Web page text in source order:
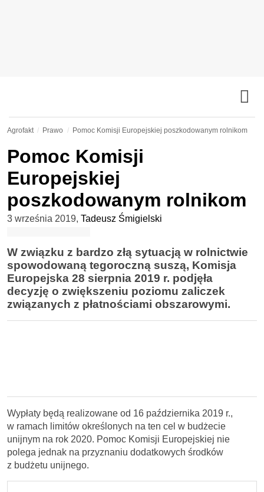
Agrofakt Prawo Pomoc Komisji Europejskiej poszkodowanym rolnikom
Pomoc Komisji
Europejskiej
poszkodowanym rolnikom
3 września 2019, Tadeusz Śmigielski
W związku z bardzo złą sytuacją w rolnictwie
spowodowaną tegoroczną suszą, Komisja
Europejska 28 sierpnia 2019 r. podjęła
decyzję o zwiększeniu poziomu zaliczek
związanych z płatnościami obszarowymi.
Wypłaty będą realizowane od 16 października 2019 r.,
w ramach limitów określonych na ten cel w budżecie
unijnym na rok 2020. Pomoc Komisji Europejskiej nie
polega jednak na przyznaniu dodatkowych środków
z budżetu unijnego.